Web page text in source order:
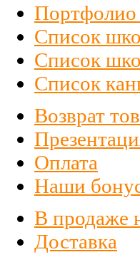
Портфолио
Список
Список
Список
Возврат
Оплата
Наши
В продаже
Доставка